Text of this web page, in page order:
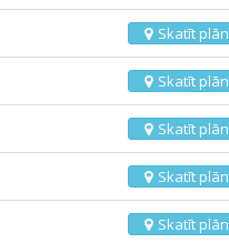
Skatīt
Skatīt
Skatīt
Skatīt
Skatīt